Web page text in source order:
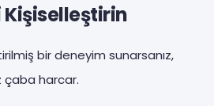
Kişiselleştirin
bir deneyim sunarsanız,
çaba harcar.